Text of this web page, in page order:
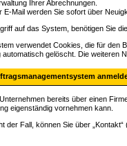
Ihrer Abrechnungen.
E-Mail werden Sie sofort über
auf das System, benötigen Sie
verwendet Cookies, die für den
automatisch gelöscht. Die weiteren
bereits über einen
eigenständig vornehmen kann.
der Fall, können Sie über